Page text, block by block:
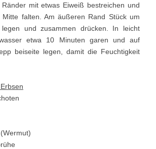
mit etwas Eiweiß bestreichen und
falten. Am äußeren Rand Stück um
und zusammen drücken. In leicht
etwa 10 Minuten garen und auf
beiseite legen, damit die Feuchtigkeit